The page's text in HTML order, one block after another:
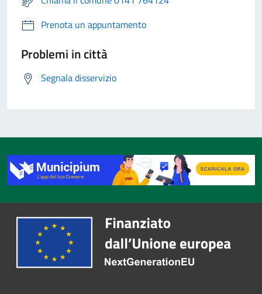
Prenota un appuntamento
Problemi in città
Segnala disservizio